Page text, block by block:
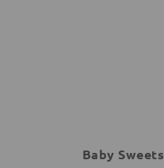
Baby Sweets